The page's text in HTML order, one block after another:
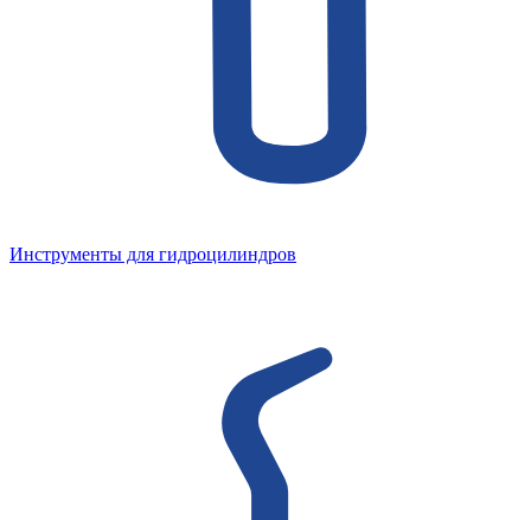
Инструменты для гидроцилиндров